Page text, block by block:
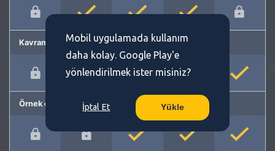
Kavram önerme
Örnek cümleler
Mobil uygulamada kullanım
daha kolay. Google Play'e
yönlendirilmek ister misiniz?
İptal Et Yükle